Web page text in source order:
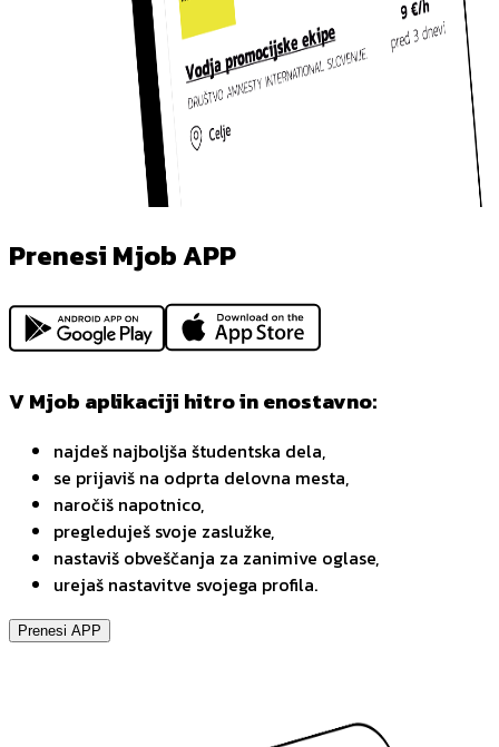
Prenesi Mjob APP
V Mjob aplikaciji hitro in enostavno:
najdeš najboljša študentska dela,
se prijaviš na odprta delovna mesta,
naročiš napotnico,
pregleduješ svoje zaslužke,
nastaviš obveščanja za zanimive oglase,
urejaš nastavitve svojega profila.
Prenesi APP